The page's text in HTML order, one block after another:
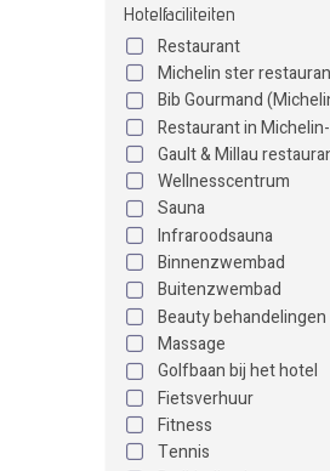
Hotelfaciliteiten
Restaurant
Michelin ster
Bib Gourmand
Restaurant in
Gault & Millau
Wellnesscentrum
Sauna
Infraroodsauna
Binnenzwembad
Buitenzwembad
Beauty behandelingen
Massage
Golfbaan bij het hotel
Fietsverhuur
Fitness
Tennis